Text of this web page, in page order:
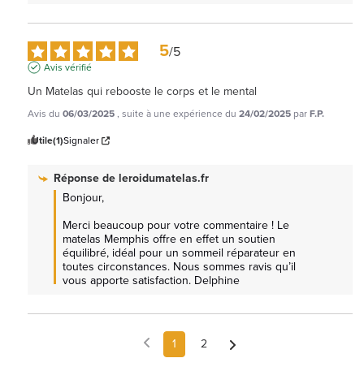
5/5
Avis vérifié
Un Matelas qui rebooste le corps et le mental
Avis du 06/03/2025, suite à une expérience du 24/02/2025 parF.P.
Utile(1)Signaler
Réponse deleroidumatelas.fr
Bonjour,
Merci beaucoup pour votre commentaire ! Le
matelas Memphis offre en effet un soutien
équilibré, idéal pour un sommeil réparateur en
toutes circonstances. Nous sommes ravis qu’il
vous apporte satisfaction. Delphine
1 2